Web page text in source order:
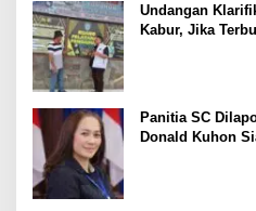
Undangan
Kabur, Jika
Panitia SC
Donald Kuhon